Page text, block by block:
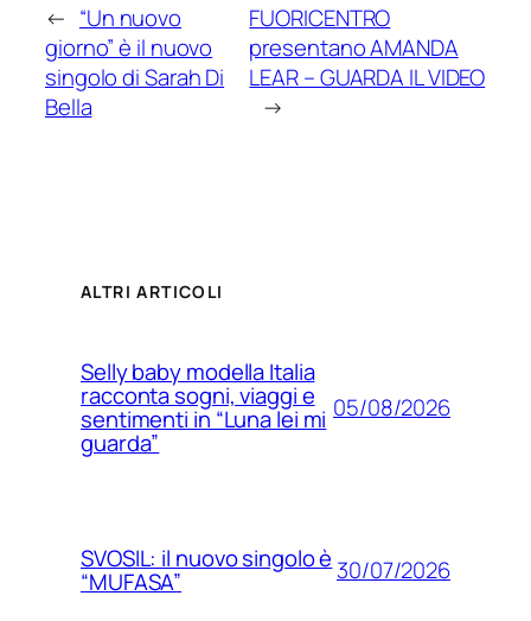
← “Un nuovo
giorno” è il nuovo
singolo di Sarah Di
Bella
FUORICENTRO
presentano AMANDA
LEAR – GUARDA IL VIDEO
→
ALTRI ARTICOLI
Selly baby modella Italia
racconta sogni, viaggi e
sentimenti in “Luna lei mi
guarda”
05/08/2026
SVOSIL: il nuovo singolo è
“MUFASA” 30/07/2026